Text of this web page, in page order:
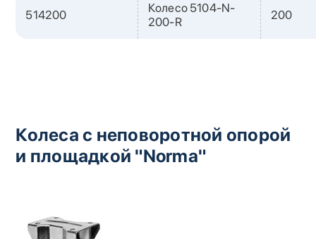
514200
Колесо 5104-N-
200-R
200
Колеса с неповоротной опорой
и площадкой "Norma"